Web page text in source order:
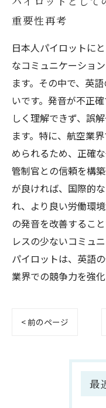
重要性再考
日本人パイロットに
なコミュニケーショ
ます。その中で、英
いです。発音が不正
しく理解できず、誤
ます。特に、航空業
められるため、正確
管制官との信頼を構
が良ければ、国際的
れ、より良い労働環
の発音を改善するこ
レスの少ないコミュ
パイロットは、英語
業界での競争力を強化
< 前のページ
最